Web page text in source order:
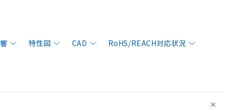
特性図 CAD
RoHS/REACH対応状況